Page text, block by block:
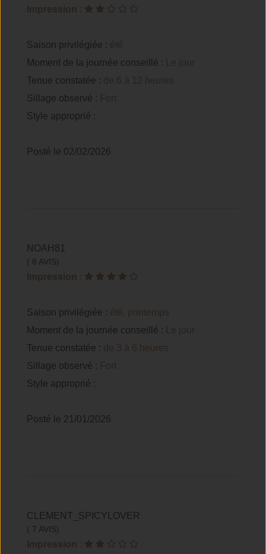
Impression :
Saison privilégiée : été
Moment de la journée conseillé :
Le jour
Tenue constatée : de 6 à 12 heures
Sillage observé : Fort
Style approprié :
Posté le 02/02/2026
NOAH81
( 8 AVIS)
Impression :
Saison privilégiée : été, printemps
Moment de la journée conseillé :
Le jour
Tenue constatée : de 3 à 6 heures
Sillage observé : Fort
Style approprié :
Posté le 21/01/2026
CLEMENT_SPICYLOVER
( 7 AVIS)
Impression :